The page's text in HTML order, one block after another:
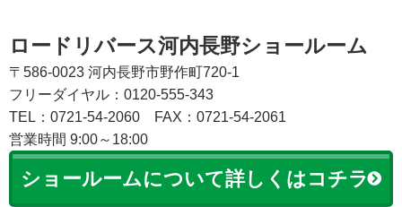
ロードリバース河内長野ショールーム
〒586-0023 河内長野市野作町720-1
フリーダイヤル：0120-555-343
TEL：0721-54-2060
FAX：0721-54-2061
営業時間 9:00～18:00
ショールームについて詳しくはコチラ